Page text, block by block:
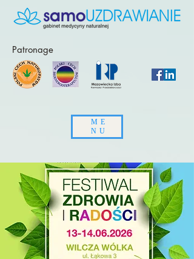
Patronage
ME
NU